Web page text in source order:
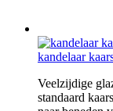
kandelaar
Veelzijdige
standaard